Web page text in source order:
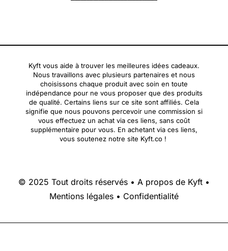
Kyft vous aide à trouver les meilleures idées cadeaux.
Nous travaillons avec plusieurs partenaires et nous
choisissons chaque produit avec soin en toute
indépendance pour ne vous proposer que des produits
de qualité. Certains liens sur ce site sont affiliés. Cela
signifie que nous pouvons percevoir une commission si
vous effectuez un achat via ces liens, sans coût
supplémentaire pour vous. En achetant via ces liens,
vous soutenez notre site Kyft.co !
© 2025 Tout droits réservés • A propos de Kyft •
Mentions légales • Confidentialité